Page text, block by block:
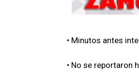
• Minutos antes
• No se reportaron